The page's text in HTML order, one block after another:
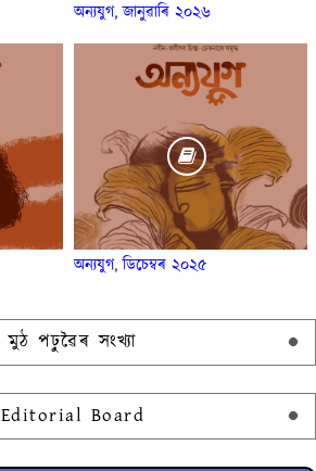
অন্যযুগ, জানুৱাৰি ২০২৬
অন্যযুগ, ডিচেম্বৰ ২০২৫
মুঠ পঢ়ুৱৈৰ সংখ্যা
Editorial Board